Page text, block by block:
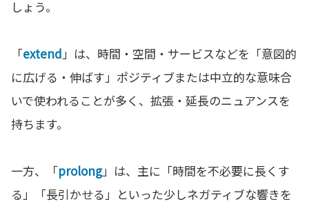
しょう。
「extend」は、時間・空間・サービスなどを「意図的
に広げる・伸ばす」ポジティブまたは中立的な意味合
いで使われることが多く、拡張・延長のニュアンスを
持ちます。
一方、「prolong」は、主に「時間を不必要に長くす
る」「長引かせる」といった少しネガティブな響きを